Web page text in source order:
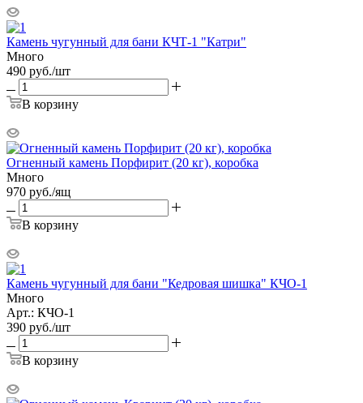
Камень чугунный для бани КЧТ-1 "Катри"
Много
490 руб./шт
В корзину
Огненный камень Порфирит (20 кг), коробка
Много
970 руб./ящ
В корзину
Камень чугунный для бани "Кедровая шишка" КЧО-1
Много
Арт.: КЧО-1
390 руб./шт
В корзину